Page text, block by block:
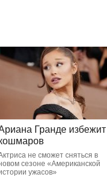
Гранде избежит
не сможет сняться в
сезоне «Американской
ужасов»